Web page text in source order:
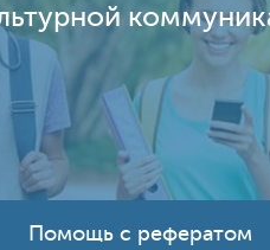
Помощь с рефератом